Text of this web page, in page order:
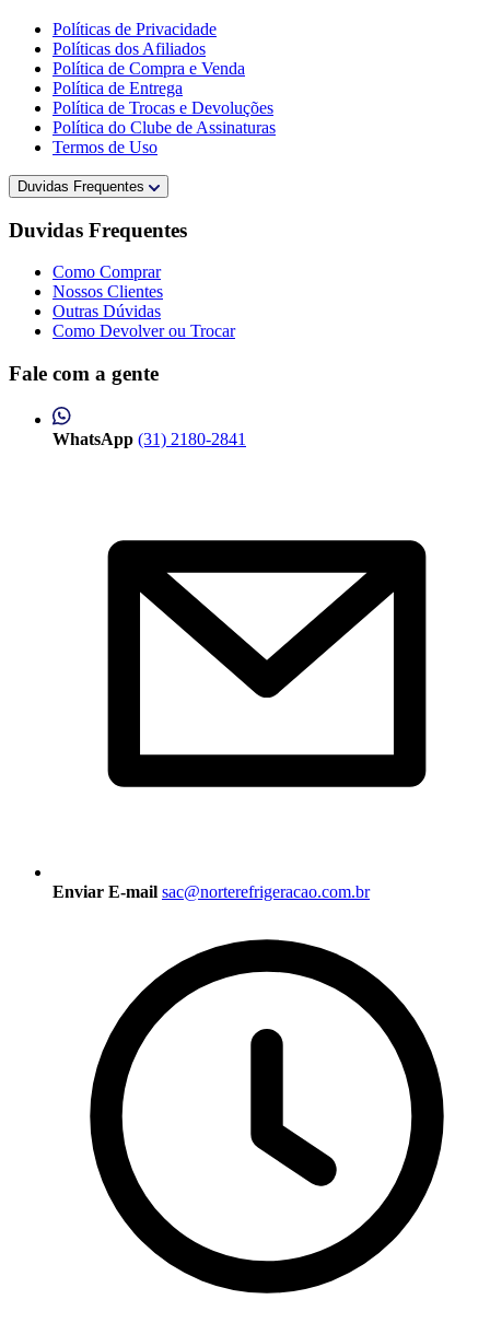
Políticas de Privacidade
Políticas dos Afiliados
Política de Compra e Venda
Política de Entrega
Política de Trocas e Devoluções
Política do Clube de Assinaturas
Termos de Uso
Duvidas Frequentes
Duvidas Frequentes
Como Comprar
Nossos Clientes
Outras Dúvidas
Como Devolver ou Trocar
Fale com a gente
WhatsApp (31) 2180-2841
Enviar E-mail sac@norterefrigeracao.com.br